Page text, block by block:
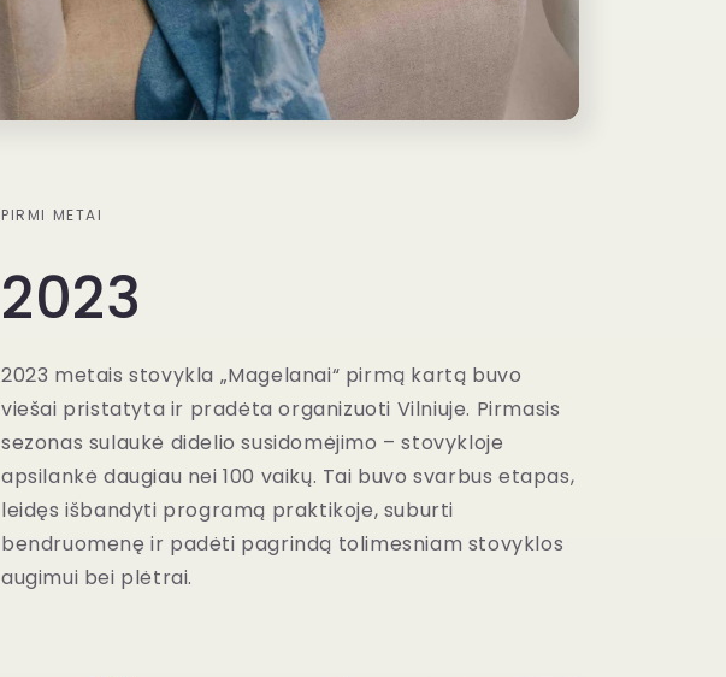
PIRMI METAI
2023
2023 metais stovykla „Magelanai“ pirmą kartą buvo
viešai pristatyta ir pradėta organizuoti Vilniuje. Pirmasis
sezonas sulaukė didelio susidomėjimo – stovykloje
apsilankė daugiau nei 100 vaikų. Tai buvo svarbus etapas,
leidęs išbandyti programą praktikoje, suburti
bendruomenę ir padėti pagrindą tolimesniam stovyklos
augimui bei plėtrai.